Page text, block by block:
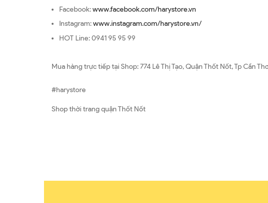
Facebook:www.facebook.com/harystore.vn
Instagram:www.instagram.com/harystore.vn/
HOT Line: 0941 95 95 99
Mua hàng trực tiếp tại Shop: 774 Lê Thị Tạo, Quận Thốt Nốt, Tp Cần
#harystore
Shop thời trang quận Thốt Nốt